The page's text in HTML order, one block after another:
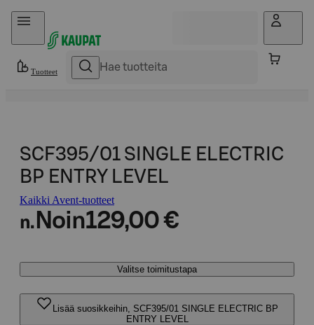
Hyppää sisältöön
Tuotteet
SCF395/01 SINGLE ELECTRIC
BP ENTRY LEVEL
Kaikki Avent-tuotteet
n. Noin129,00 €
Valitse toimitustapa
Lisää suosikkeihin, SCF395/01 SINGLE ELECTRIC BP
ENTRY LEVEL